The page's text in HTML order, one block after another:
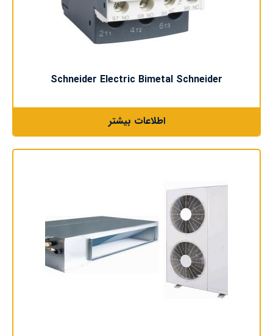
Schneider Electric Bimetal Schneider
اطلاعات بیشتر